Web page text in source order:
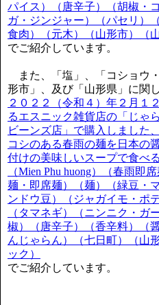
パイス）（唐辛子）（胡椒・
ガ・ジンジャー）（パセリ）
食肉）（元木）（山形市）（山
でご紹介しています。
また、「塩」、「コショウ
形市」、及び「山形県」に関し
２０２２（令和４）年２月１
るエスニック雑貨店の「じ
ビーンズ店」で購入しました
コシのある春雨の麺を日本の
付けの美味しいスープで食べ
（Mien Phu huong）（春雨即
麺・即席麺）（麺）（緑豆・
ンドウ豆）（ジャガイモ・ポ
（タマネギ）（ニンニク・ガ
椒）（唐辛子）（香辛料）（
んじゃらん）（七日町）（山
ック）
でご紹介しています。